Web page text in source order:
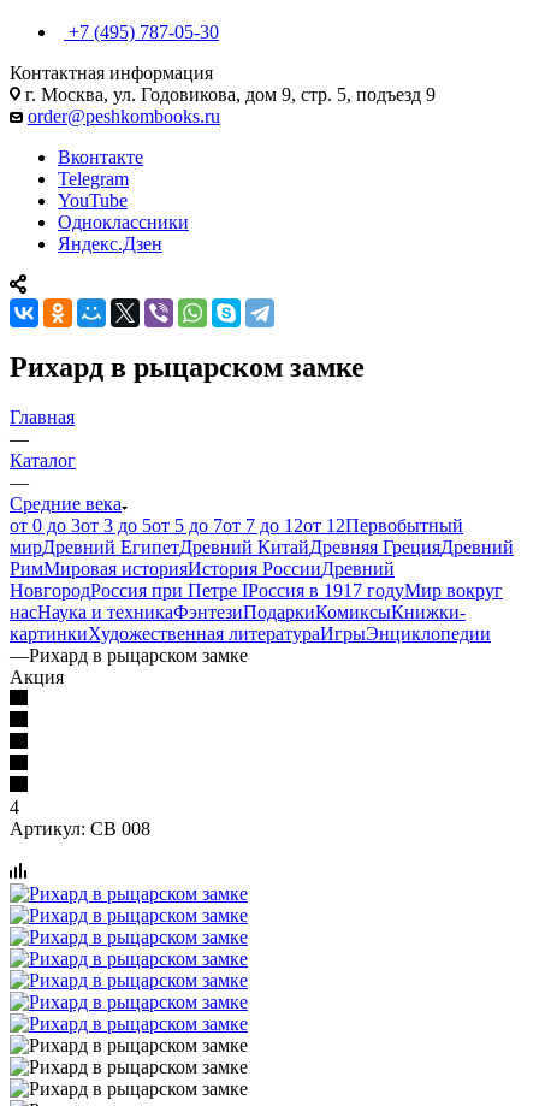
+7 (495) 787-05-30
Контактная информация
г. Москва, ул. Годовикова, дом 9, стр. 5, подъезд 9
order@peshkombooks.ru
Вконтакте
Telegram
YouTube
Одноклассники
Яндекс.Дзен
Рихард в рыцарском замке
Главная
—
Каталог
—
Средние века
от 0 до 3от 3 до 5от 5 до 7от 7 до 12от 12Первобытный
мирДревний ЕгипетДревний КитайДревняя ГрецияДревний
РимМировая историяИстория РоссииДревний
НовгородРоссия при Петре IРоссия в 1917 годуМир вокруг
насНаука и техникаФэнтезиПодаркиКомиксыКнижки-
картинкиХудожественная литератураИгрыЭнциклопедии
—Рихард в рыцарском замке
Акция
4
Артикул: СВ 008